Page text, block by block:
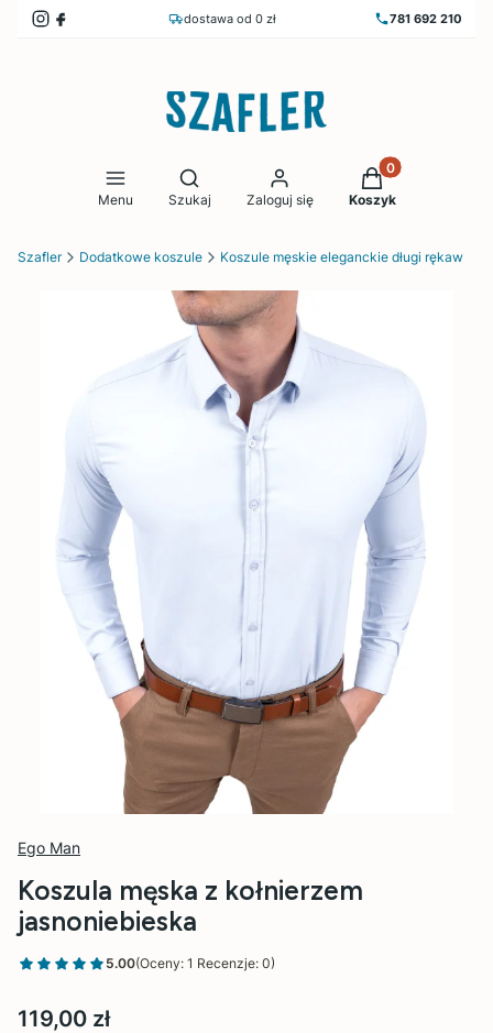
dostawa od 0 zł 781 692 210
Menu
Otwórz wyszukiwarkę
Szukaj Zaloguj się
Produkty w
Koszyk
Szafler Dodatkowe koszule Koszule męskie eleganckie długi rękaw
Ego Man
Koszula męska z kołnierzem
jasnoniebieska
5.00(Oceny: 1 Recenzje: 0)
Cena
119,00 zł